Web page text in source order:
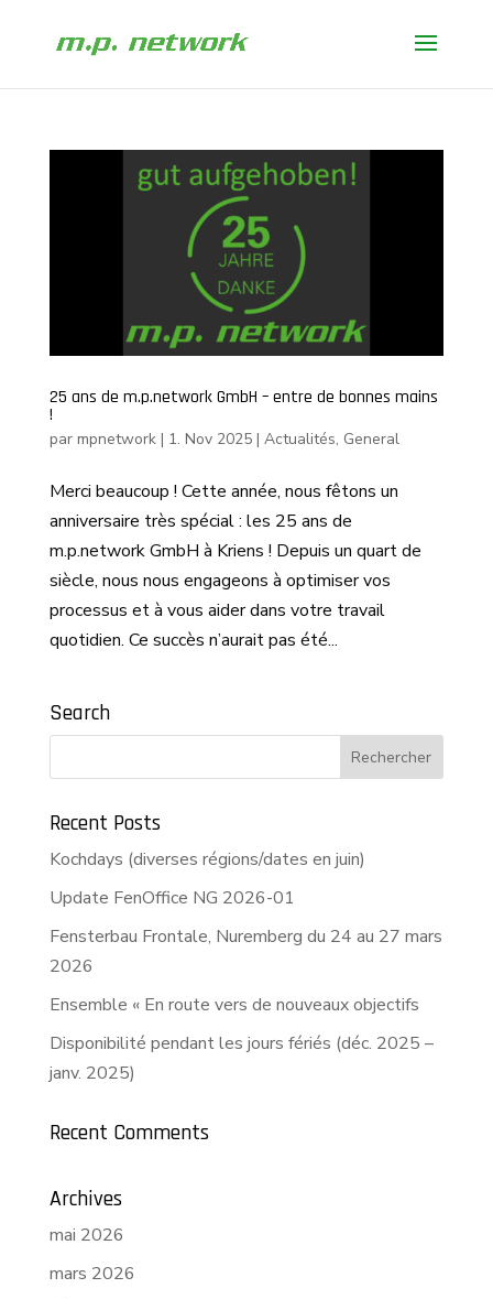
25 ans de m.p.network GmbH – entre de bonnes mains
!
par mpnetwork| 1. Nov 2025| Actualités, General
Merci beaucoup ! Cette année, nous fêtons un
anniversaire très spécial : les 25 ans de
m.p.network GmbH à Kriens ! Depuis un quart de
siècle, nous nous engageons à optimiser vos
processus et à vous aider dans votre travail
quotidien. Ce succès n’aurait pas été...
Search
Recent Posts
Kochdays (diverses régions/dates en juin)
Update FenOffice NG 2026-01
Fensterbau Frontale, Nuremberg du 24 au 27 mars
2026
Ensemble « En route vers de nouveaux objectifs
Disponibilité pendant les jours fériés (déc. 2025 –
janv. 2025)
Recent Comments
Archives
mai 2026
mars 2026